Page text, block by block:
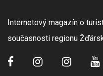
Internetový magazín o
současnosti regionu